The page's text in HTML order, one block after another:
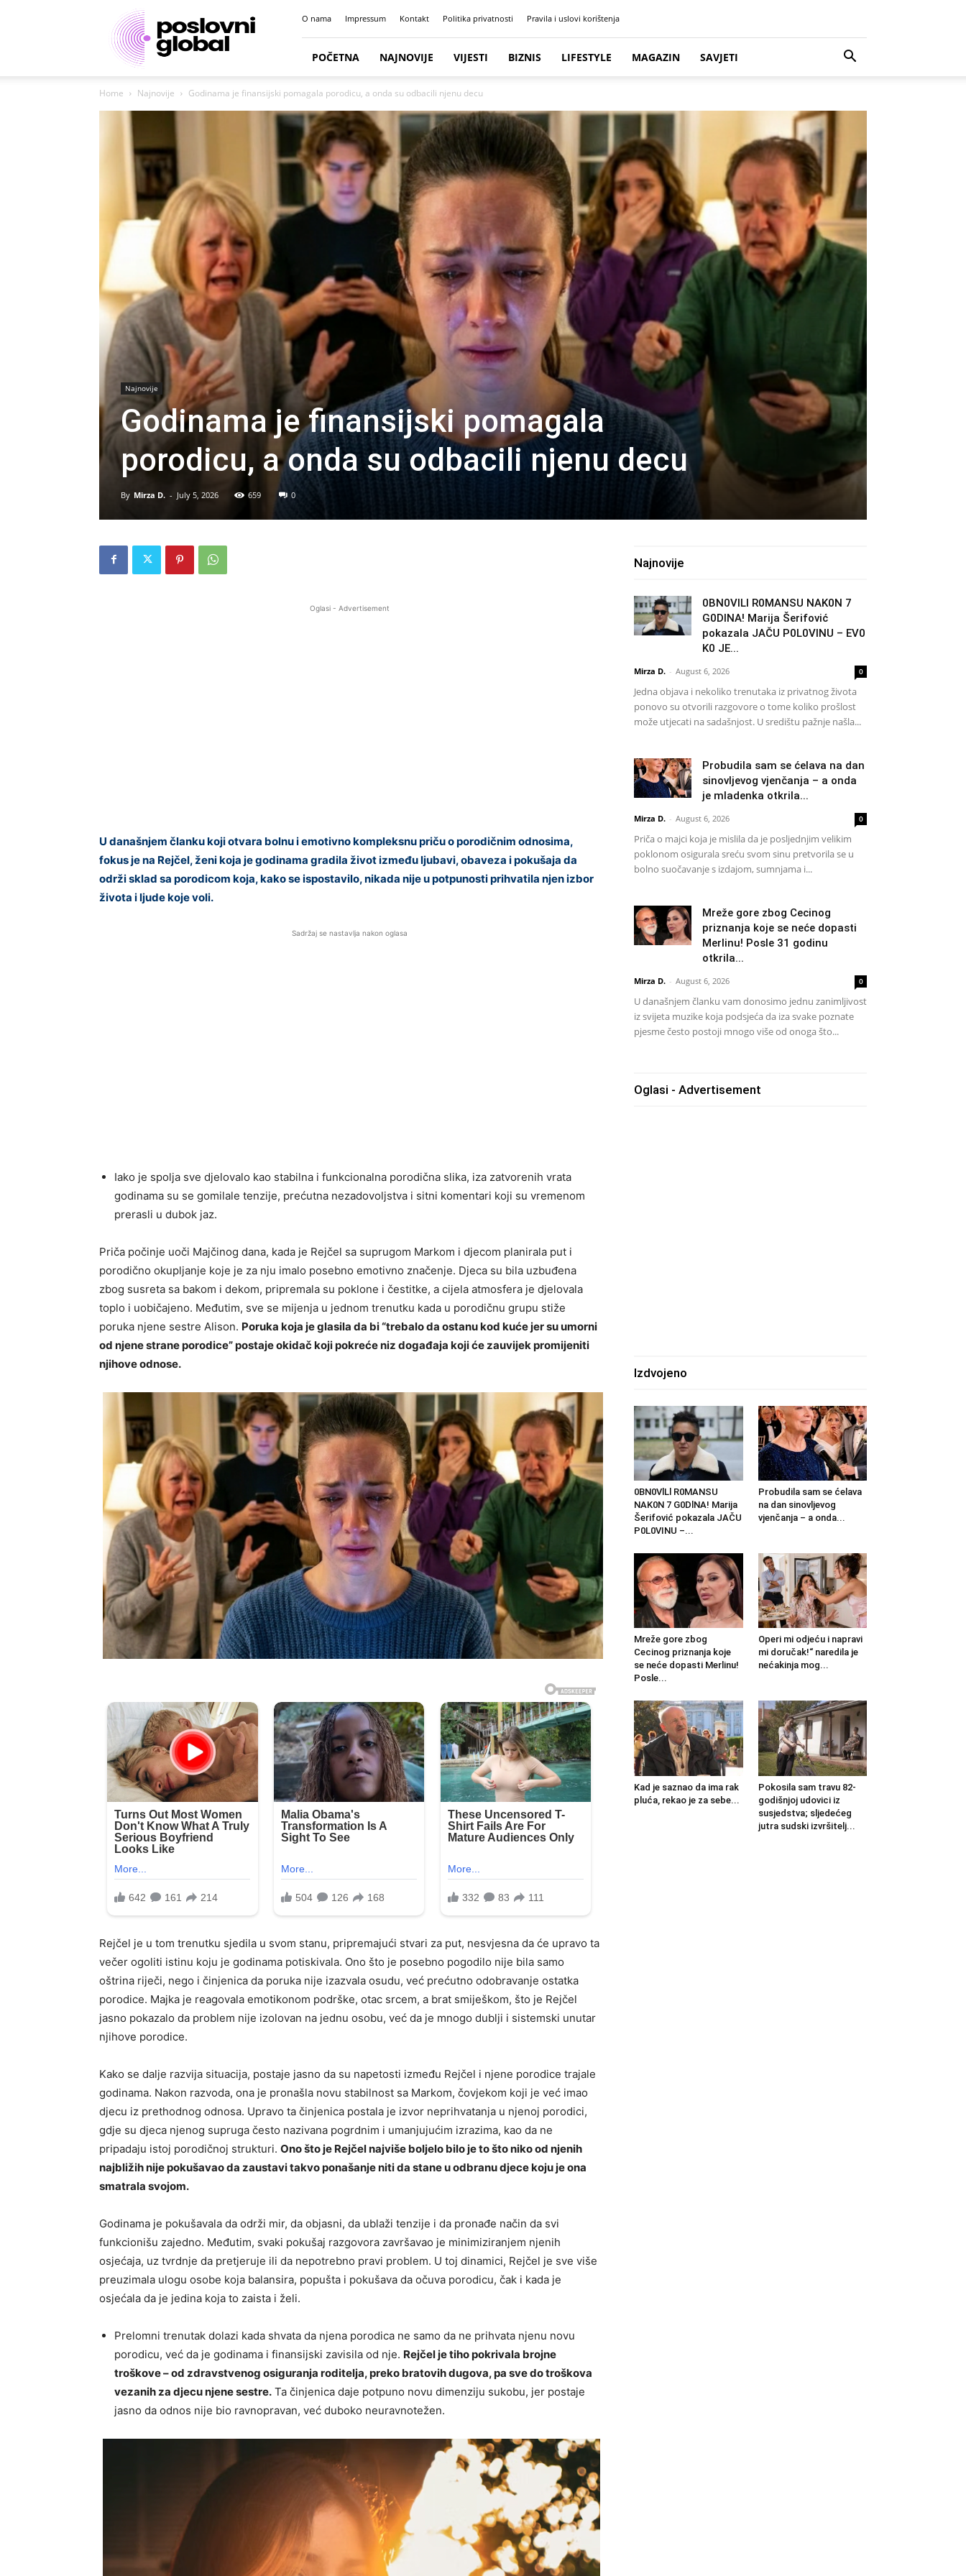
Poslovni
portal
O nama Impressum Kontakt Politika privatnosti Pravila i uslovi korištenja
POČETNA NAJNOVIJE VIJESTI BIZNIS LIFESTYLE MAGAZIN SAVJETI
Home Najnovije Godinama je finansijski pomagala porodicu, a onda su odbacili njenu decu
Najnovije
Godinama je finansijski pomagala
porodicu, a onda su odbacili njenu decu
By Mirza D. - July 5, 2026 659 0
Oglasi - Advertisement
U današnjem članku koji otvara bolnu i emotivno kompleksnu priču o porodičnim odnosima,
fokus je na Rejčel, ženi koja je godinama gradila život između ljubavi, obaveza i pokušaja da
održi sklad sa porodicom koja, kako se ispostavilo, nikada nije u potpunosti prihvatila njen izbor
života i ljude koje voli.
Sadržaj se nastavlja nakon oglasa
Iako je spolja sve djelovalo kao stabilna i funkcionalna porodična slika, iza zatvorenih vrata
godinama su se gomilale tenzije, prećutna nezadovoljstva i sitni komentari koji su vremenom
prerasli u dubok jaz.
Priča počinje uoči Majčinog dana, kada je Rejčel sa suprugom Markom i djecom planirala put i
porodično okupljanje koje je za nju imalo posebno emotivno značenje. Djeca su bila uzbuđena
zbog susreta sa bakom i dekom, pripremala su poklone i čestitke, a cijela atmosfera je djelovala
toplo i uobičajeno. Međutim, sve se mijenja u jednom trenutku kada u porodičnu grupu stiže
poruka njene sestre Alison. Poruka koja je glasila da bi “trebalo da ostanu kod kuće jer su umorni
od njene strane porodice” postaje okidač koji pokreće niz događaja koji će zauvijek promijeniti
njihove odnose.
Rejčel je u tom trenutku sjedila u svom stanu, pripremajući stvari za put, nesvjesna da će upravo ta
večer ogoliti istinu koju je godinama potiskivala. Ono što je posebno pogodilo nije bila samo
oštrina riječi, nego i činjenica da poruka nije izazvala osudu, već prećutno odobravanje ostatka
porodice. Majka je reagovala emotikonom podrške, otac srcem, a brat smiješkom, što je Rejčel
jasno pokazalo da problem nije izolovan na jednu osobu, već da je mnogo dublji i sistemski unutar
njihove porodice.
Kako se dalje razvija situacija, postaje jasno da su napetosti između Rejčel i njene porodice trajale
godinama. Nakon razvoda, ona je pronašla novu stabilnost sa Markom, čovjekom koji je već imao
djecu iz prethodnog odnosa. Upravo ta činjenica postala je izvor neprihvatanja u njenoj porodici,
gdje su djeca njenog supruga često nazivana pogrdnim i umanjujućim izrazima, kao da ne
pripadaju istoj porodičnoj strukturi. Ono što je Rejčel najviše boljelo bilo je to što niko od njenih
najbližih nije pokušavao da zaustavi takvo ponašanje niti da stane u odbranu djece koju je ona
smatrala svojom.
Godinama je pokušavala da održi mir, da objasni, da ublaži tenzije i da pronađe način da svi
funkcionišu zajedno. Međutim, svaki pokušaj razgovora završavao je minimiziranjem njenih
osjećaja, uz tvrdnje da pretjeruje ili da nepotrebno pravi problem. U toj dinamici, Rejčel je sve više
preuzimala ulogu osobe koja balansira, popušta i pokušava da očuva porodicu, čak i kada je
osjećala da je jedina koja to zaista i želi.
Prelomni trenutak dolazi kada shvata da njena porodica ne samo da ne prihvata njenu novu
porodicu, već da je godinama i finansijski zavisila od nje. Rejčel je tiho pokrivala brojne
troškove – od zdravstvenog osiguranja roditelja, preko bratovih dugova, pa sve do troškova
vezanih za djecu njene sestre. Ta činjenica daje potpuno novu dimenziju sukobu, jer postaje
jasno da odnos nije bio ravnopravan, već duboko neuravnotežen.
Najnovije
0BN0VlLl R0MANSU NAK0N 7
G0DlNA! Marija Šerifović
pokazala JAČU P0L0VINU – EV0
K0 JE...
Mirza D. - August 6, 2026 0
Jedna objava i nekoliko trenutaka iz privatnog života
ponovo su otvorili razgovore o tome koliko prošlost
može utjecati na sadašnjost. U središtu pažnje našla...
Probudila sam se ćelava na dan
sinovljevog vjenčanja – a onda
je mladenka otkrila...
Mirza D. - August 6, 2026 0
Priča o majci koja je mislila da je posljednjim velikim
poklonom osigurala sreću svom sinu pretvorila se u
bolno suočavanje s izdajom, sumnjama i...
Mreže gore zbog Cecinog
priznanja koje se neće dopasti
Merlinu! Posle 31 godinu
otkrila...
Mirza D. - August 6, 2026 0
U današnjem članku vam donosimo jednu zanimljivost
iz svijeta muzike koja podsjeća da iza svake poznate
pjesme često postoji mnogo više od onoga što...
Oglasi - Advertisement
Izdvojeno
0BN0VlLl R0MANSU
NAK0N 7 G0DlNA! Marija
Šerifović pokazala JAČU
P0L0VINU –...
Probudila sam se ćelava
na dan sinovljevog
vjenčanja – a onda...
Mreže gore zbog
Cecinog priznanja koje
se neće dopasti Merlinu!
Posle...
Operi mi odjeću i napravi
mi doručak!“ naredila je
nećakinja mog...
Kad je saznao da ima rak
pluća, rekao je za sebe...
Pokosila sam travu 82-
godišnjoj udovici iz
susjedstva; sljedećeg
jutra sudski izvršitelj...